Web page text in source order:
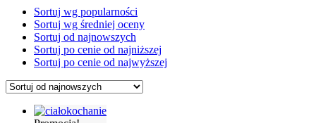
Sortuj wg popularności
Sortuj wg średniej oceny
Sortuj od najnowszych
Sortuj po cenie od najniższej
Sortuj po cenie od najwyższej